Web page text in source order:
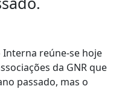
reúne-se hoje
da GNR que
passado, mas o